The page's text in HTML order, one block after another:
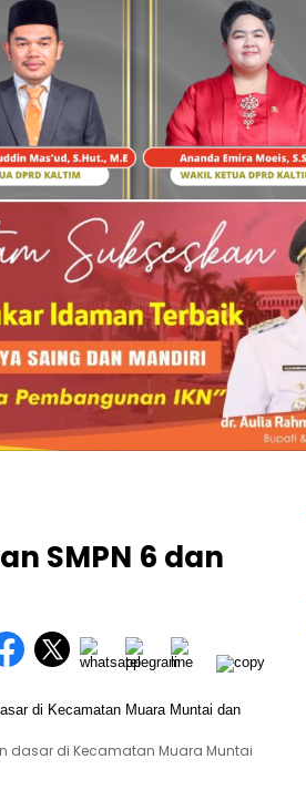
SMPN 6 dan
dasar di Kecamatan Muara Muntai